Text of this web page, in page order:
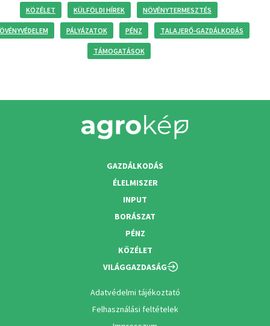
KÖZÉLET KÜLFÖLDI HÍREK NÖVÉNYTERMESZTÉS
PÁLYÁZATOK PÉNZ TALAJERŐ-GAZDÁLKODÁS
TÁMOGATÁSOK
GAZDÁLKODÁS
ÉLELMISZER
INPUT
BORÁSZAT
PÉNZ
KÖZÉLET
VILÁGGAZDASÁG
Adatvédelmi tájékoztató
Felhasználási feltételek